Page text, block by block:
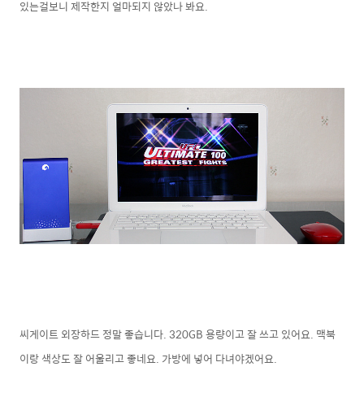
있는걸보니 제작한지 얼마되지 않았나 봐요.
씨게이트 외장하드 정말 좋습니다. 320GB 용량이고 잘 쓰고 있어요. 맥북
이랑 색상도 잘 어울리고 좋네요. 가방에 넣어 다녀야겠어요.